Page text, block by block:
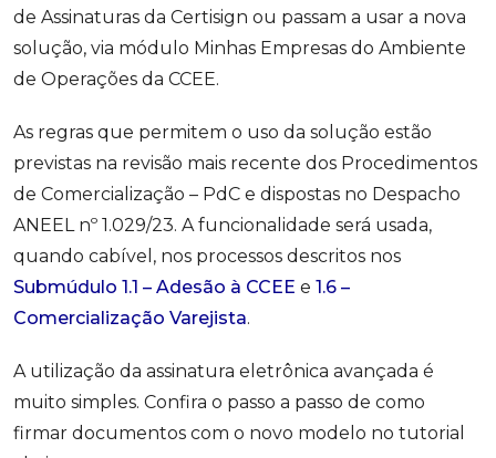
de Assinaturas da Certisign ou passam a usar a nova
solução, via módulo Minhas Empresas do Ambiente
de Operações da CCEE.
As regras que permitem o uso da solução estão
previstas na revisão mais recente dos Procedimentos
de Comercialização – PdC e dispostas no Despacho
ANEEL nº 1.029/23. A funcionalidade será usada,
quando cabível, nos processos descritos nos
Submúdulo 1.1 – Adesão à CCEE e 1.6 –
Comercialização Varejista.
A utilização da assinatura eletrônica avançada é
muito simples. Confira o passo a passo de como
firmar documentos com o novo modelo no tutorial